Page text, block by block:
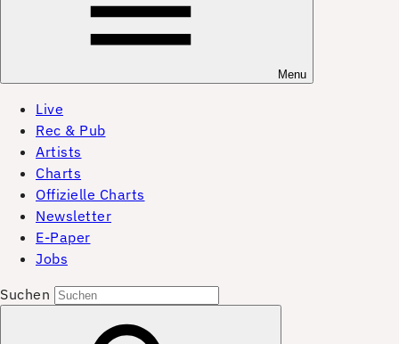
Menu
Live
Rec & Pub
Artists
Charts
Offizielle Charts
Newsletter
E-Paper
Jobs
Suchen